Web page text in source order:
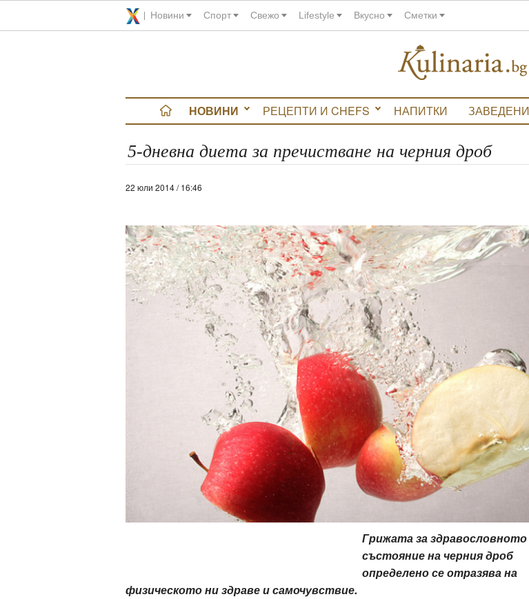
Новини Спорт Свежо Lifestyle Вкусно Сметки
НОВИНИ РЕЦЕПТИ И CHEFS НАПИТКИ
5-дневна диета за пречистване на черния дроб
22 юли 2014 / 16:46
Грижата за здравословното
състояние на черния дроб
определено се отразява на
физическото ни здраве и самочувствие.